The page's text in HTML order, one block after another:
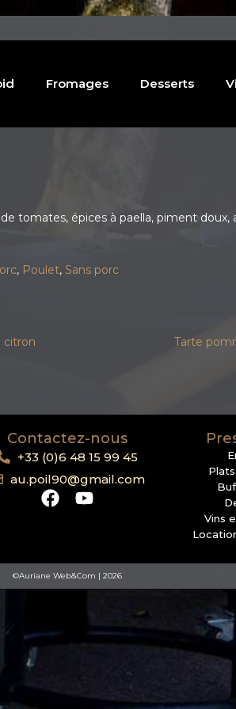
Fromages Desserts
tomates, épices à paella, piment
, Poulet, Sans porc
citron Tarte
Contactez-nous
+33 (0)6 48 15 99 45
au.poil90@gmail.com
Vins
©Auriane Web&Com | 2026